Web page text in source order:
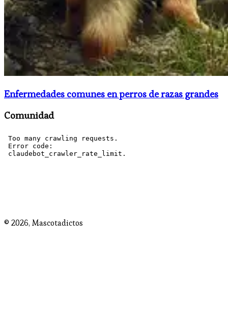
Enfermedades comunes en perros de razas grandes
Comunidad
© 2026, Mascotadictos